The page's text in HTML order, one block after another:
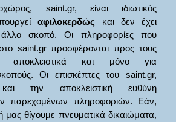
saint.gr, είναι ιδιωτικός
αφιλοκερδώς και δεν έχει
σκοπό. Οι πληροφορίες που
saint.gr προσφέρονται προς τους
αποκλειστικά και μόνο για
Οι επισκέπτες του saint.gr,
την αποκλειστική ευθύνη
παρεχομένων πληροφοριών. Εάν,
θίγουμε πνευματικά δικαιώματα,